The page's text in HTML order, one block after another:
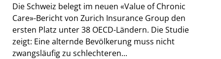
Die Schweiz belegt im neuen «Value of Chronic
Care»-Bericht von Zurich Insurance Group den
ersten Platz unter 38 OECD-Ländern. Die Studie
zeigt: Eine alternde Bevölkerung muss nicht
zwangsläufig zu schlechteren...